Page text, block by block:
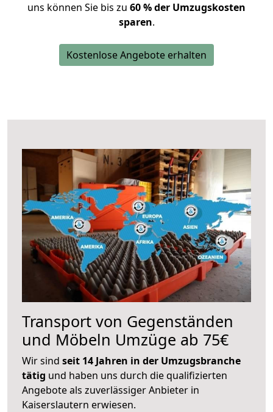
uns können Sie bis zu 60 % der Umzugskosten
sparen.
Kostenlose Angebote erhalten
Transport von Gegenständen
und Möbeln Umzüge ab 75€
Wir sind seit 14 Jahren in der Umzugsbranche
tätig und haben uns durch die qualifizierten
Angebote als zuverlässiger Anbieter in
Kaiserslautern erwiesen.